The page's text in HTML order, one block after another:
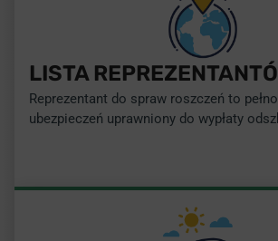
LISTA
Reprezentant do spraw roszczeń to
ubezpieczeń uprawniony do wypłaty